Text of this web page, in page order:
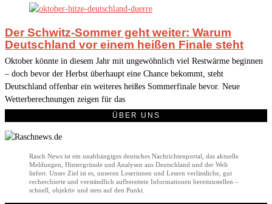
Der Schwitz-Sommer geht weiter: Warum
Deutschland vor einem heißen Finale steht
Oktober könnte in diesem Jahr mit ungewöhnlich viel Restwärme beginnen
– doch bevor der Herbst überhaupt eine Chance bekommt, steht
Deutschland offenbar ein weiteres heißes Sommerfinale bevor. Neue
Wetterberechnungen zeigen für das
ÜBER UNS
Rasch News ist ein unabhängiges deutsches Nachrichtenportal, das aktuelle
Meldungen, Hintergründe und Analysen aus Deutschland und der Welt
liefert. Unser Ziel ist es, unseren Leserinnen und Lesern verlässliche, gut
recherchierte und verständlich aufbereitete Informationen bereitzustellen –
schnell, objektiv und stets auf den Punkt.